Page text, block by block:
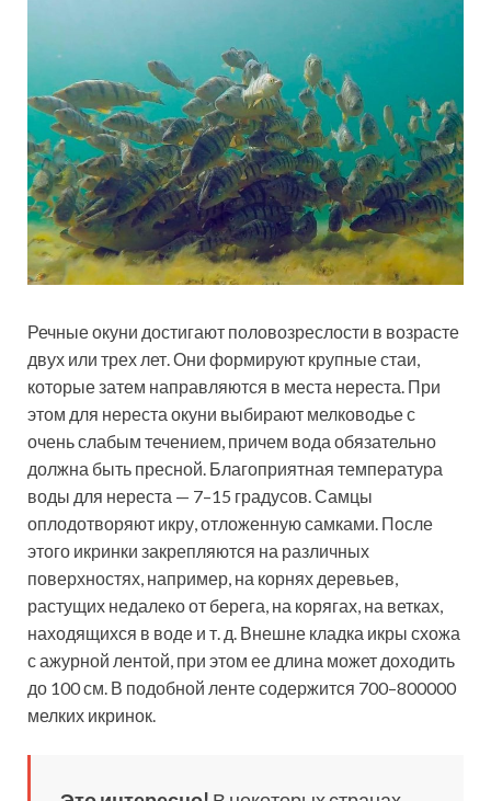
Речные окуни достигают половозреслости в возрасте
двух или трех лет. Они формируют крупные стаи,
которые затем направляются в места нереста. При
этом для нереста окуни выбирают мелководье с
очень слабым течением, причем вода обязательно
должна быть пресной. Благоприятная температура
воды для нереста — 7–15 градусов. Самцы
оплодотворяют икру, отложенную самками. После
этого икринки закрепляются на различных
поверхностях, например, на корнях деревьев,
растущих недалеко от берега, на корягах, на ветках,
находящихся в воде и т. д. Внешне кладка икры схожа
с ажурной лентой, при этом ее длина может доходить
до 100 см. В подобной ленте содержится 700–800000
мелких икринок.